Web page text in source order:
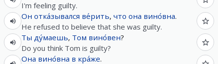
I'm feeling guilty.
Он отка́зывался ве́рить, что она вино́вна.
He refused to believe that she was guilty.
Ты ду́маешь, Том вино́вен?
Do you think Tom is guilty?
Она вино́вна в кра́же.